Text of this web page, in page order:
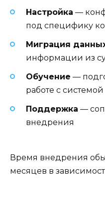
Настройка —
под специфику
Миграция
информации из
Обучение —
работе с системой
Поддержка —
внедрения
Время внедрения
месяцев в